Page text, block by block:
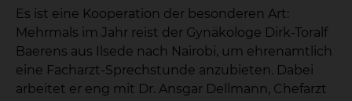
künstlicher Intelligenz schnellere und präzisere
Befunde ermöglichen, was einen entscheidenden
Fortschritt für die frühzeitige Diagnose und
Behandlung von Tumorpatientinnen und -
patienten darstellt.Braunschweigs
Es ist eine Kooperation der besonderen Art:
Mehrmals im Jahr reist der Gynäkologe Dirk-Toralf
Baerens aus Ilsede nach Nairobi, um ehrenamtlich
eine Facharzt-Sprechstunde anzubieten. Dabei
arbeitet er eng mit Dr. Ansgar Dellmann, Chefarzt